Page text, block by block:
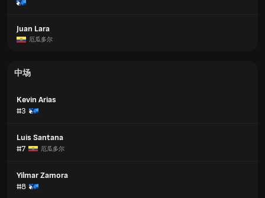
Juan Lara
厄瓜多尔
中场
Kevin Arias
#3
Luis Santana
#7
厄瓜多尔
Yilmar Zamora
#8